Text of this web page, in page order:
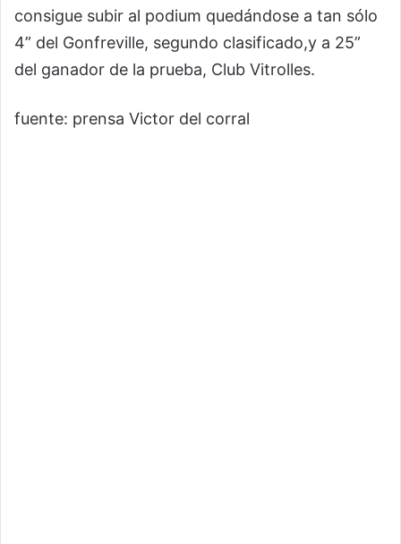
consigue subir al podium quedándose a tan sólo
4” del Gonfreville, segundo clasificado,y a 25”
del ganador de la prueba, Club Vitrolles.
fuente: prensa Victor del corral